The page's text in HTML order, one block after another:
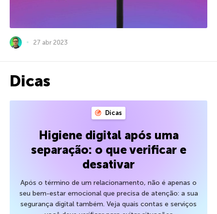
27 abr 2023
Dicas
Dicas
Higiene digital após uma
separação: o que verificar e
desativar
Após o término de um relacionamento, não é apenas o
seu bem-estar emocional que precisa de atenção: a sua
segurança digital também. Veja quais contas e serviços